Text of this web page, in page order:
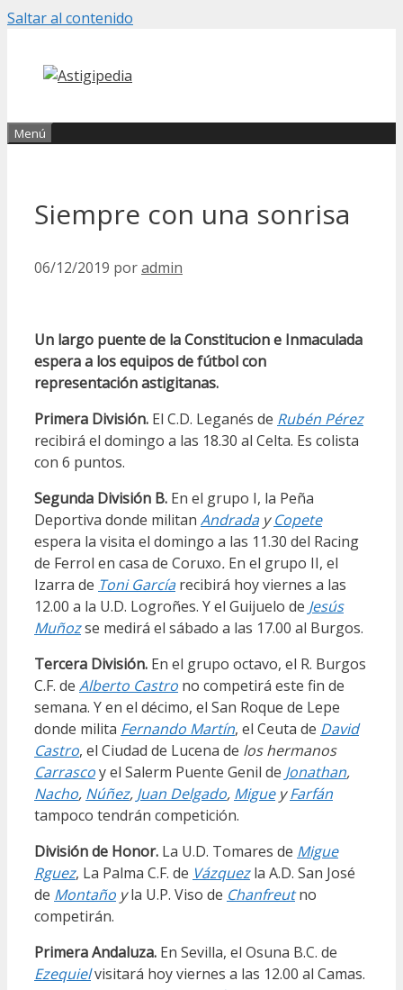
Saltar al contenido
Menú
Siempre con una sonrisa
06/12/2019 poradmin
Un largo puente de la Constitucion e Inmaculada
espera a los equipos de fútbol con
representación astigitanas.
Primera División. El C.D. Leganés de Rubén Pérez
recibirá el domingo a las 18.30 al Celta. Es colista
con 6 puntos.
Segunda División B. En el grupo I, la Peña
Deportiva donde militan AndradayCopete
espera la visita el domingo a las 11.30 del Racing
de Ferrol en casa de Coruxo. En el grupo II, el
Izarra de Toni Garcíarecibirá hoy viernes a las
12.00 a la U.D. Logroñes. Y el Guijuelo de Jesús
Muñozse medirá el sábado a las 17.00 al Burgos.
Tercera División. En el grupo octavo, el R. Burgos
C.F. de Alberto Castro no competirá este fin de
semana. Y en el décimo, el San Roque de Lepe
donde milita Fernando Martín, el Ceuta de David
Castro, el Ciudad de Lucena de los hermanos
Carrascoy el Salerm Puente Genil de Jonathan,
Nacho, Núñez, Juan Delgado, MigueyFarfán
tampoco tendrán competición.
División de Honor. La U.D. Tomares de Migue
Rguez, La Palma C.F. de Vázquezla A.D. San José
de Montaño yla U.P. Viso de Chanfreutno
competirán.
Primera Andaluza. En Sevilla, el Osuna B.C. de
Ezequielvisitará hoy viernes a las 12.00 al Camas.